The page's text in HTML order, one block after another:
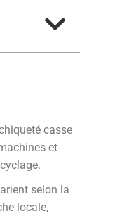
casse
et
selon la
locale,